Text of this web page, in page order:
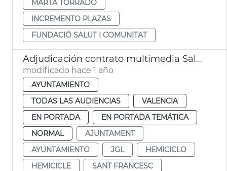
MARTA TORRADO
INCREMENTO PLAZAS
FUNDACIÓ SALUT I COMUNITAT
Adjudicación contrato multimedia Salón de Plenos Ayuntamiento València
modificado hace 1 año
AYUNTAMIENTO
TODAS LAS AUDIENCIAS
VALENCIA
EN PORTADA
EN PORTADA TEMÁTICA
NORMAL
AJUNTAMENT
AYUNTAMIENTO
JGL
HEMICICLO
HEMICICLE
SANT FRANCESC